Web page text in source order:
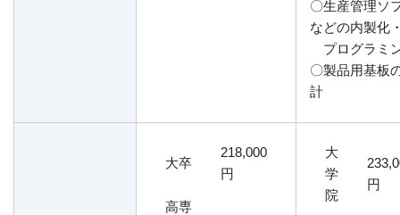
〇生産管理ソ
などの内製化
プログラミ
〇製品用基板
計
大卒
218,000
円
高専
大
学
院
円